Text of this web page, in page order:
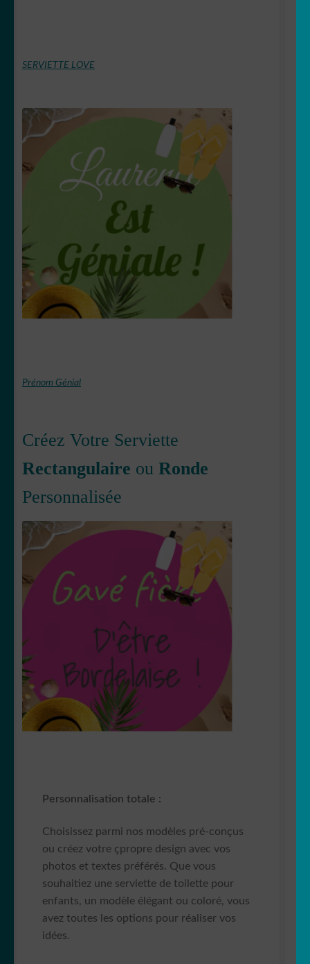
SERVIETTE LOVE
Prénom Génial
Créez Votre Serviette
Rectangulaire ou Ronde
Personnalisée
Personnalisation totale :
Choisissez parmi nos modèles pré-conçus
ou créez votre çpropre design avec vos
photos et textes préférés. Que vous
souhaitiez une serviette de toilette pour
enfants, un modèle élégant ou coloré, vous
avez toutes les options pour réaliser vos
idées.